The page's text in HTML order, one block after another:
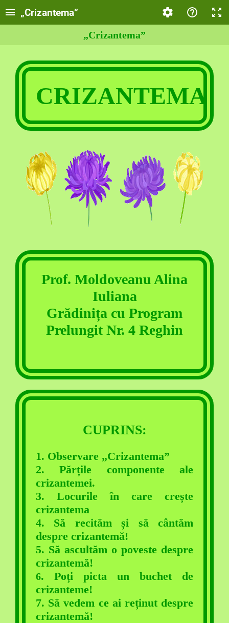
„Crizantema”
„Crizantema”
CRIZANTEMA
Prof. Moldoveanu Alina
Iuliana
Grădinița cu Program
Prelungit Nr. 4 Reghin
CUPRINS:
1. Observare „Crizantema”
2. Părțile componente ale
crizantemei.
3. Locurile în care crește
crizantema
4. Să recităm și să cântăm
despre crizantemă!
5. Să ascultăm o poveste despre
crizantemă!
6. Poți picta un buchet de
crizanteme!
7. Să vedem ce ai reținut despre
crizantemă!